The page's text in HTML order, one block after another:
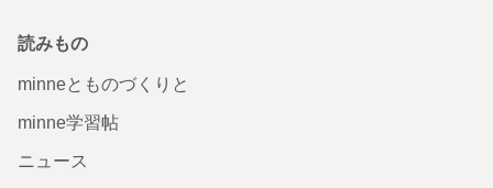
読みもの
minneとものづくりと
minne学習帖
ニュース